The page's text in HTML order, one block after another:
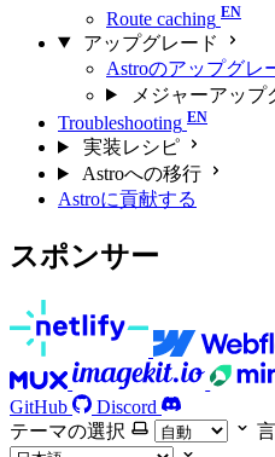
Route caching
アップグレード
Astroのアップグレ
メジャーアップ
Troubleshooting
実装レシピ
Astroへの移行
Astroに貢献する
スポンサー
GitHub
Discord
テーマの選択